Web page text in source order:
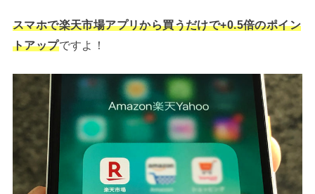
スマホで楽天市場アプリから買うだけで+0.5倍のポイン
トアップですよ！